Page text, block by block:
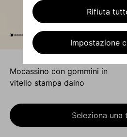
Rifiuta
Impostazione
mocassino con gommini in
vitello stampa daino
Seleziona una